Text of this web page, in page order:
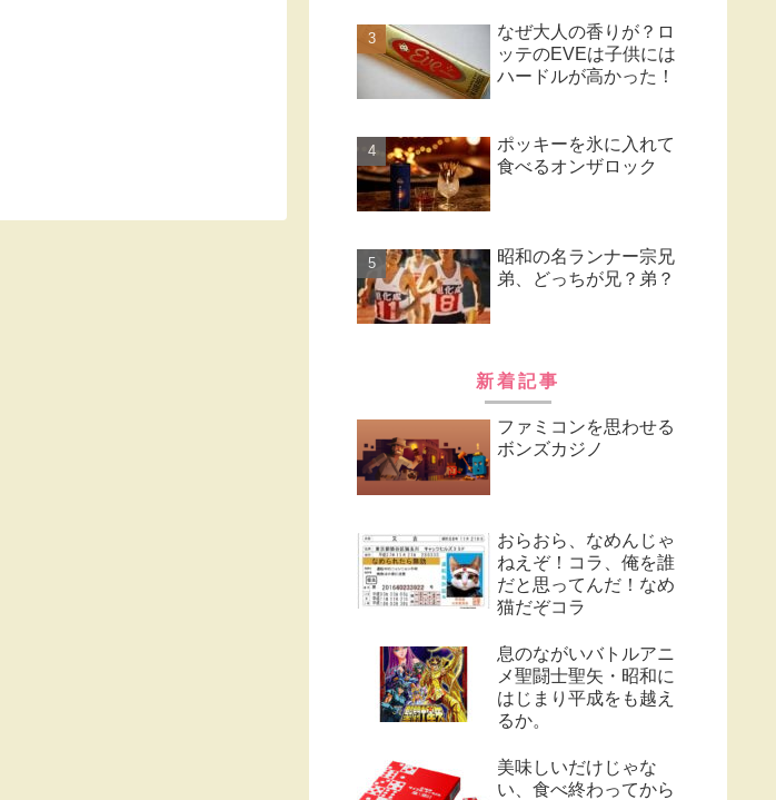
なぜ大人の香りが？ロ
ッテのEVEは子供には
ハードルが高かった！
ポッキーを氷に入れて
食べるオンザロック
昭和の名ランナー宗兄
弟、どっちが兄？弟？
新着記事
ファミコンを思わせる
ボンズカジノ
おらおら、なめんじゃ
ねえぞ！コラ、俺を誰
だと思ってんだ！なめ
猫だぞコラ
息のながいバトルアニ
メ聖闘士聖矢・昭和に
はじまり平成をも越え
るか。
美味しいだけじゃな
い、食べ終わってから